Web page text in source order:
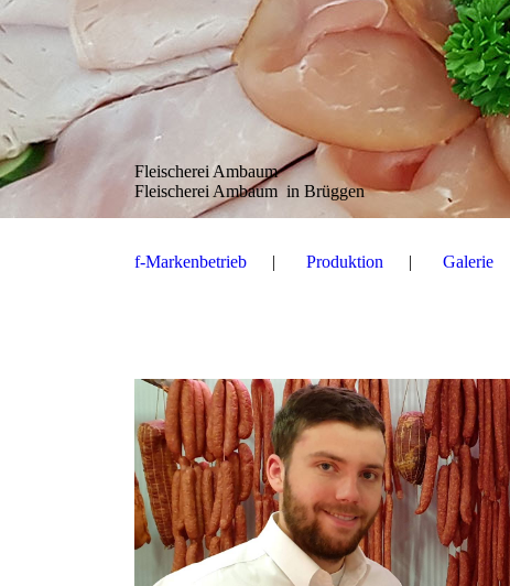
Fleischerei Ambaum
Fleischerei Ambaum in Brüggen
f-Markenbetrieb Produktion Galerie